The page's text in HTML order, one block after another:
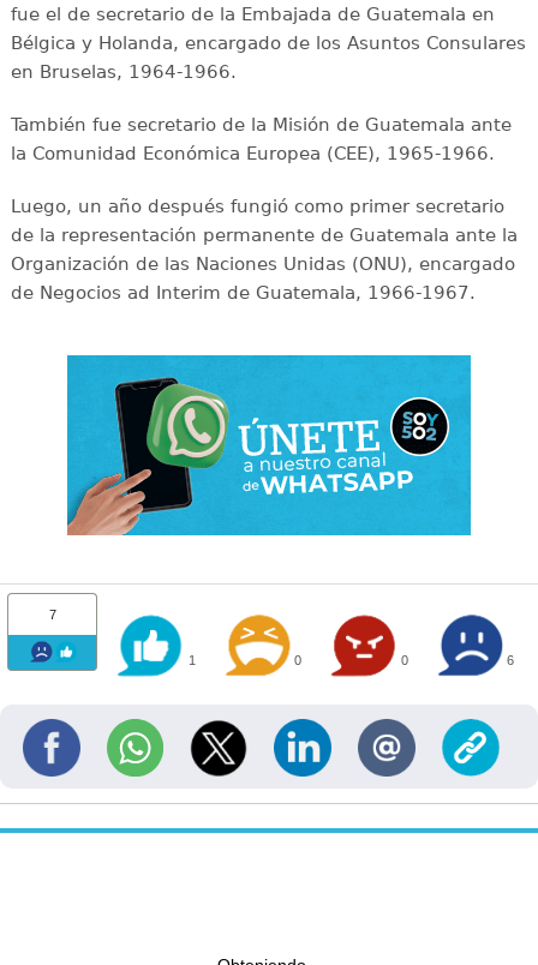
fue el de secretario de la Embajada de Guatemala en
Bélgica y Holanda, encargado de los Asuntos Consulares
en Bruselas, 1964-1966.
También fue secretario de la Misión de Guatemala ante
la Comunidad Económica Europea (CEE), 1965-1966.
Luego, un año después fungió como primer secretario
de la representación permanente de Guatemala ante la
Organización de las Naciones Unidas (ONU), encargado
de Negocios ad Interim de Guatemala, 1966-1967.
7
1 0 0 6